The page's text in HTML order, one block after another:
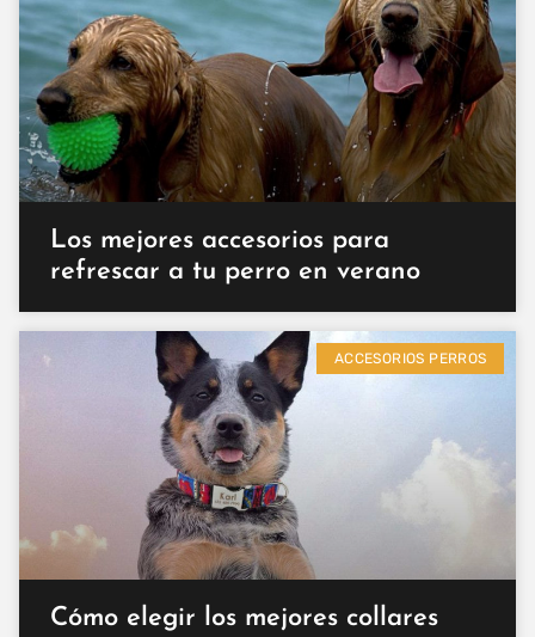
Los mejores accesorios para
refrescar a tu perro en verano
ACCESORIOS PERROS
Cómo elegir los mejores collares